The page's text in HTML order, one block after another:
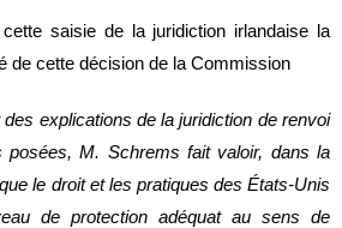
saisie de la juridiction irlandaise la
de cette décision de la Commission
explications de la juridiction de renvoi
posées, M. Schrems fait valoir, dans la
le droit et les pratiques des États-Unis
de protection adéquat au sens de